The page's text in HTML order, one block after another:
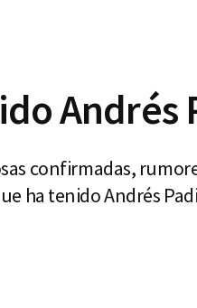
Andrés
confirmadas,
ha tenido Andrés